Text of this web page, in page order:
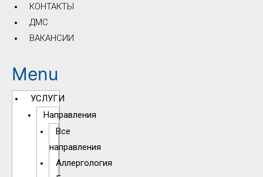
КОНТАКТЫ
ДМС
ВАКАНСИИ
Menu
УСЛУГИ
Направления
Все
направления
Аллергология